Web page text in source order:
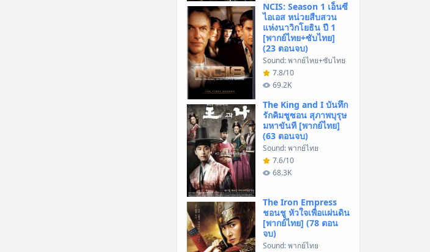
NCIS: Season 1 เอ็นซี
ไอเอส หน่วยสืบสวน
แห่งนาวิกโยธิน ปี 1
[พากย์ไทย+ซับไทย]
(23 ตอนจบ)
Sound: พากย์ไทย+ซับไทย
7.8/10
69.2K
The King and I บันทึก
รักคิมชูซอน สุภาพบุรุษ
มหาขันที [พากย์ไทย]
(63 ตอนจบ)
Sound: พากย์ไทย
7.6/10
68.3K
The Iron Empress
ชอนชู หัวใจเพื่อแผ่นดิน
[พากย์ไทย] (78 ตอน
จบ)
Sound: พากย์ไทย